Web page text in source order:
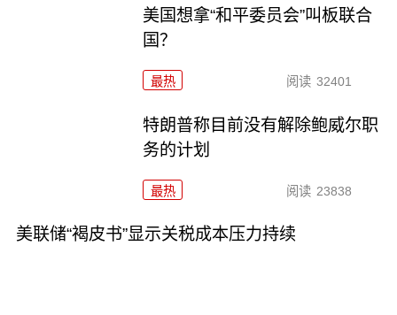
美国想拿“和平委员会”叫板联合
国？
最热 阅读 32401
特朗普称目前没有解除鲍威尔职
务的计划
最热 阅读 23838
美联储“褐皮书”显示关税成本压力持续